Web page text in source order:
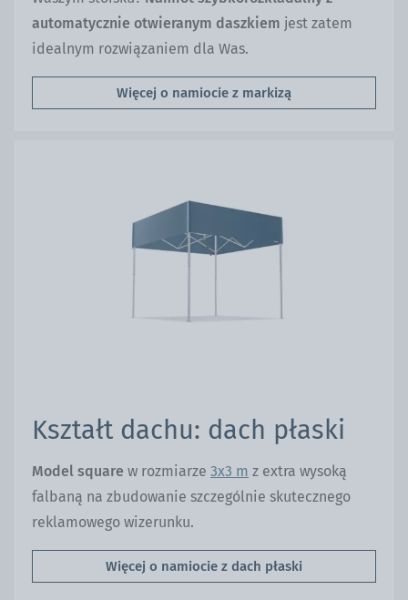
automatycznie otwieranym daszkiem jest zatem
idealnym rozwiązaniem dla Was.
Więcej o namiocie z markizą
Kształt dachu: dach płaski
Model square w rozmiarze 3x3 m z extra wysoką
falbaną na zbudowanie szczególnie skutecznego
reklamowego wizerunku.
Więcej o namiocie z dach płaski